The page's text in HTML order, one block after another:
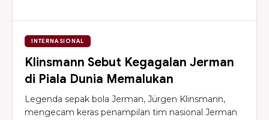
INTERNASIONAL
Klinsmann Sebut Kegagalan Jerman
di Piala Dunia Memalukan
Legenda sepak bola Jerman, Jürgen Klinsmann,
mengecam keras penampilan tim nasional Jerman